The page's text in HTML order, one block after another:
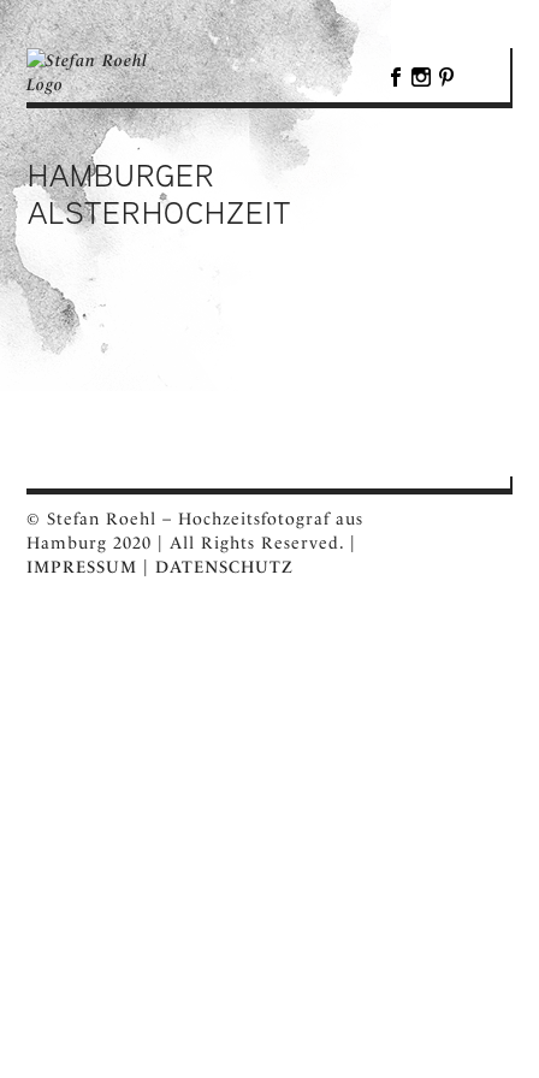
HAMBURGER
ALSTERHOCHZEIT
© Stefan Roehl – Hochzeitsfotograf aus
Hamburg 2020 | All Rights Reserved. |
IMPRESSUM |DATENSCHUTZ